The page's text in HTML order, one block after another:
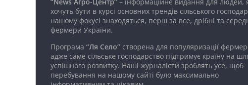
хочуть бути в курсі основних трендів сільського
нашому фокусі знаходяться, перш за все, дрібні та
фермери України.
Програма “Ля Село” створена для популяризації
адже саме сільське господарство підтримує країну на
успішного розвитку. Наші журналісти зроблять усе, щоб
перебування на нашому сайті було максимально